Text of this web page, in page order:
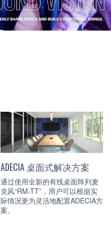
ADECIA 桌面式解决方案
通过使用全新的有线桌面阵列麦
克风“RM-TT”，用户可以根据实
际情况更为灵活地配置ADECIA方
案。